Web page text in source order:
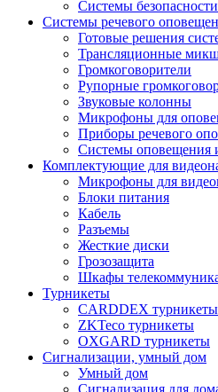
Системы
Системы речевого
Готовые решения
Трансляционные
Громкоговорители
Рупорные
Звуковые колонны
Микрофоны для
Приборы речевого
Системы оповещения
Комплектующие для
Микрофоны для
Блоки питания
Кабель
Разъемы
Жесткие диски
Грозозащита
Шкафы
Турникеты
CARDDEX турникеты
ZKTeco турникеты
OXGARD турникеты
Сигнализации, умный дом
Умный дом
Сигнализация для